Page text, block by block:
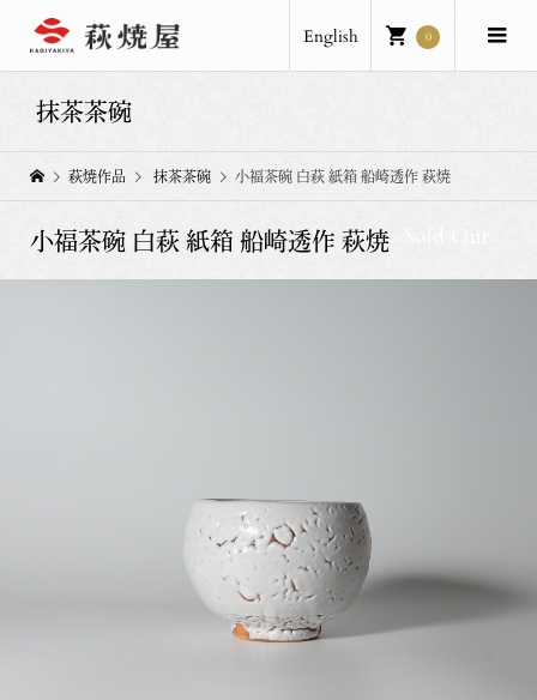
English 0
抹茶茶碗
萩焼作品 抹茶茶碗 小福茶碗 白萩 紙箱 船崎透作 萩焼
小福茶碗 白萩 紙箱 船崎透作 萩焼